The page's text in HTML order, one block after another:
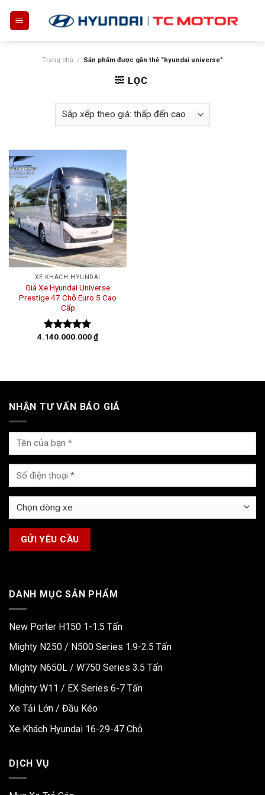
Trang chủ / Sản phẩm được gắn thẻ “hyundai universe”
LỌC
XE KHÁCH HYUNDAI
Giá Xe Hyundai Universe
Prestige 47 Chỗ Euro 5 Cao
Cấp
Được xếp
4.140.000.000₫
NHẬN TƯ VẤN BÁO GIÁ
DANH MỤC SẢN PHẨM
New Porter H150 1-1.5 Tấn
Mighty N250 / N500 Series 1.9-2.5 Tấn
Mighty N650L / W750 Series 3.5 Tấn
Mighty W11 / EX Series 6-7 Tấn
Xe Tải Lớn / Đầu Kéo
Xe Khách Hyundai 16-29-47 Chỗ
DỊCH VỤ